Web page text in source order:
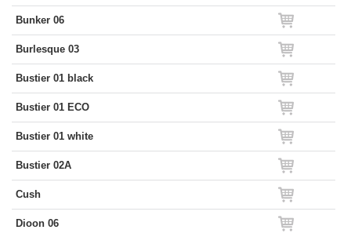
Bunker 06
Burlesque 03
Bustier 01 black
Bustier 01 ECO
Bustier 01 white
Bustier 02A
Cush
Dioon 06